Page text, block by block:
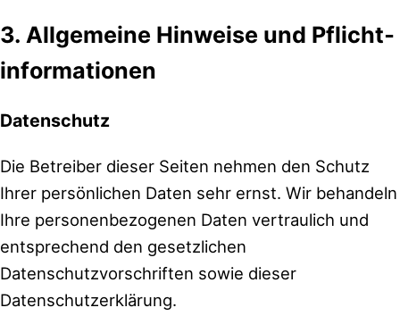
3. Allgemeine Hinweise und Pflicht­
informationen
Datenschutz
Die Betreiber dieser Seiten nehmen den Schutz
Ihrer persönlichen Daten sehr ernst. Wir behandeln
Ihre personenbezogenen Daten vertraulich und
entsprechend den gesetzlichen
Datenschutzvorschriften sowie dieser
Datenschutzerklärung.